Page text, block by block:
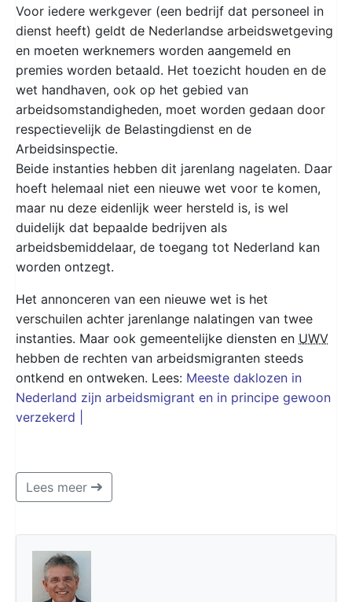
Voor iedere werkgever (een bedrijf dat personeel in
dienst heeft) geldt de Nederlandse arbeidswetgeving
en moeten werknemers worden aangemeld en
premies worden betaald. Het toezicht houden en de
wet handhaven, ook op het gebied van
arbeidsomstandigheden, moet worden gedaan door
respectievelijk de Belastingdienst en de
Arbeidsinspectie.
Beide instanties hebben dit jarenlang nagelaten. Daar
hoeft helemaal niet een nieuwe wet voor te komen,
maar nu deze eidenlijk weer hersteld is, is wel
duidelijk dat bepaalde bedrijven als
arbeidsbemiddelaar, de toegang tot Nederland kan
worden ontzegt.
Het annonceren van een nieuwe wet is het
verschuilen achter jarenlange nalatingen van twee
instanties. Maar ook gemeentelijke diensten en UWV
hebben de rechten van arbeidsmigranten steeds
ontkend en ontweken. Lees: Meeste daklozen in
Nederland zijn arbeidsmigrant en in principe gewoon
verzekerd |
Lees meer